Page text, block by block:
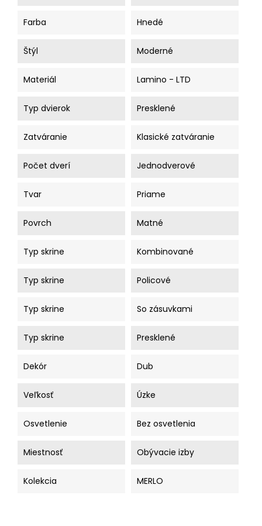
Farba Hnedé
Štýl Moderné
Materiál Lamino - LTD
Typ dvierok Presklené
Zatváranie Klasické zatváranie
Počet dverí Jednodverové
Tvar Priame
Povrch Matné
Typ skrine Kombinované
Typ skrine Policové
Typ skrine So zásuvkami
Typ skrine Presklené
Dekór Dub
Veľkosť Úzke
Osvetlenie Bez osvetlenia
Miestnosť Obývacie izby
Kolekcia MERLO